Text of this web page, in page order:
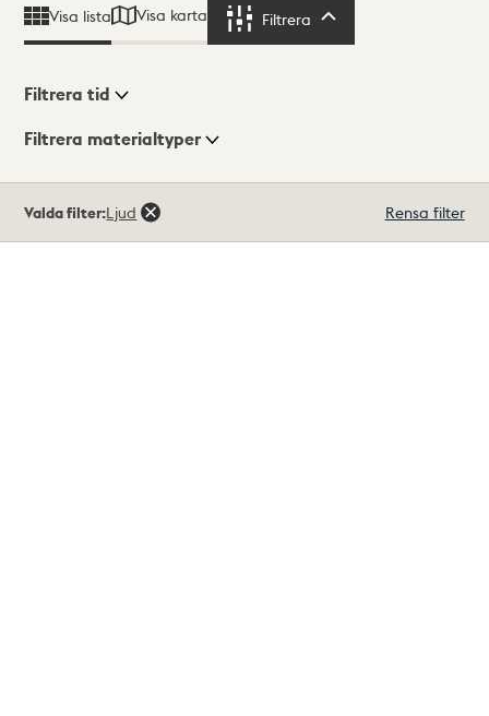
Visa lista Visa karta Filtrera
Visningsläge
Filtrera tid
Filtrera materialtyper
träffar
Valda filter:Ljud Rensa filter